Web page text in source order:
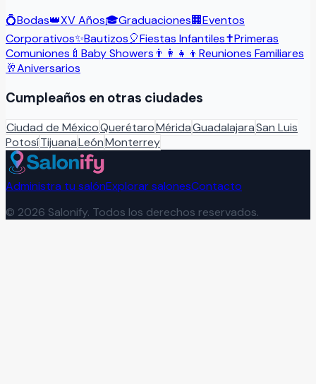
💍Bodas👑XV Años🎓Graduaciones🏢Eventos
Corporativos✨Bautizos🎈Fiestas Infantiles✝️Primeras
Comuniones 🍼 Baby Showers 👨‍👩‍👧‍👦 Reuniones Familiares
🥂Aniversarios
Cumpleaños en otras ciudades
Ciudad de MéxicoQuerétaroMéridaGuadalajaraSan Luis
PotosíTijuanaLeónMonterrey
Administra tu salónExplorar salonesContacto
© 2026 Salonify. Todos los derechos reservados.